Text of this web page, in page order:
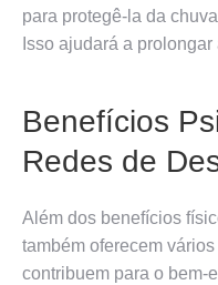
para protegê-la da
Isso ajudará a
Benefícios
Redes de
Além dos benefícios
também oferecem
contribuem para o bem-